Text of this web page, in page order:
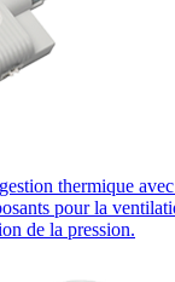
thermique avec
pour la
de la pression.